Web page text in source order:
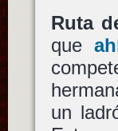
Ruta
que
un